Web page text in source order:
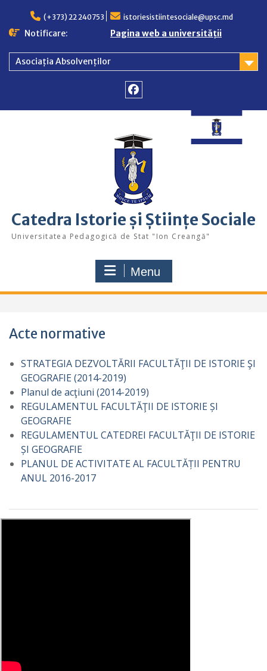
content
(+373) 22 240753 istoriesistiintesociale@upsc.md
Notificare: Pagina web a universității
Asociația Absolvenților
Catedra Istorie și Științe Sociale
Universitatea Pedagogică de Stat "Ion Creangă"
Menu
Acte normative
STRATEGIA DEZVOLTĂRII FACULTĂŢII DE ISTORIE ŞI
GEOGRAFIE (2014-2019)
Planul de acţiuni (2014-2019)
REGULAMENTUL FACULTĂŢII DE ISTORIE ȘI
GEOGRAFIE
REGULAMENTUL CATEDREI FACULTĂŢII DE ISTORIE
ȘI GEOGRAFIE
PLANUL DE ACTIVITATE AL FACULTĂȚII PENTRU
ANUL 2016-2017